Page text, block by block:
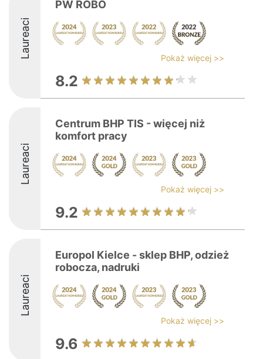
Laureaci
PW ROBO
Pokaż więcej >>
8.2
Laureaci
Centrum BHP TIS - więcej niż
komfort pracy
Pokaż więcej >>
9.2
Laureaci
Europol Kielce - sklep BHP, odzież
robocza, nadruki
Pokaż więcej >>
9.6